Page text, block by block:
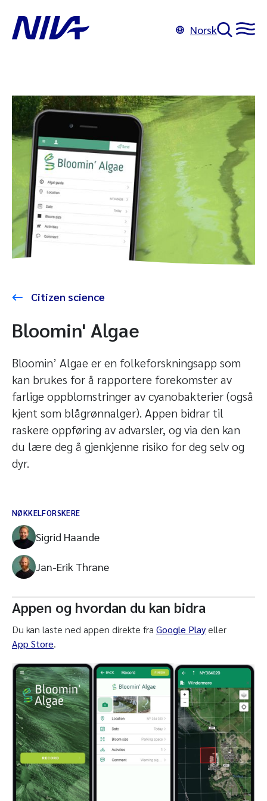
Norsk
Citizen science
Bloomin' Algae
Bloomin’ Algae er en folkeforskningsapp som
kan brukes for å rapportere forekomster av
farlige oppblomstringer av cyanobakterier (også
kjent som blågrønnalger). Appen bidrar til
raskere oppføring av advarsler, og via den kan
du lære deg å gjenkjenne risiko for deg selv og
dyr.
NØKKELFORSKERE
Sigrid Haande
Jan-Erik Thrane
Appen og hvordan du kan bidra
Du kan laste ned appen direkte fra Google Play eller
App Store.